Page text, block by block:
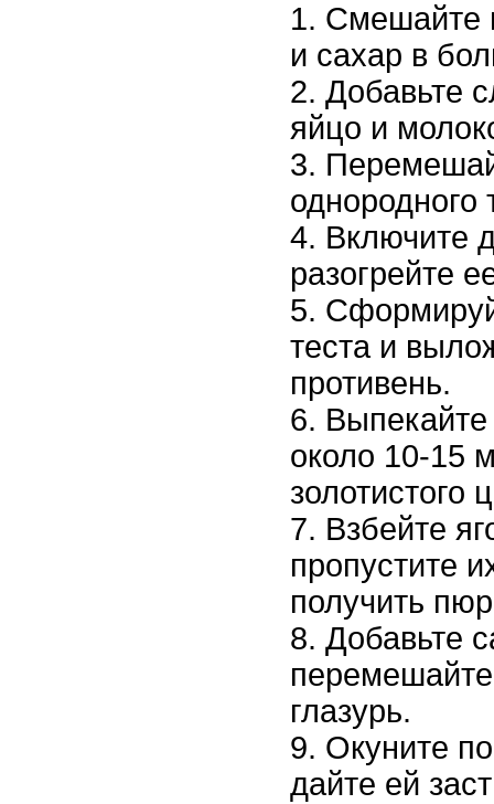
Смешайте
и сахар в
Добавьте
яйцо и
однородного
Включите
разогрейте
теста и
противень.
Выпекайте
около 10-15
золотистого
Взбейте
пропустите
получить
Добавьте
глазурь.
Окуните
дайте ей